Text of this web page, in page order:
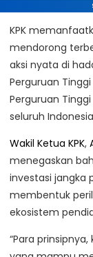
KPK
mendorong
aksi nyata di
Perguruan
Perguruan
seluruh
Wakil Ketua KPK,
menegaskan
investasi jangka
membentuk
ekosistem
“Para